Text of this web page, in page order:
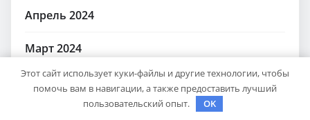
Апрель 2024
Март 2024
Февраль 2024
Этот сайт использует куки-файлы и другие технологии, чтобы
помочь вам в навигации, а также предоставить лучший
пользовательский опыт.
OK